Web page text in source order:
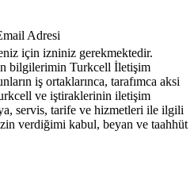
Adresi
için izniniz gerekmektedir.
bilgilerimin Turkcell İletişim
iş ortaklarınca, tarafımca aksi
ve iştiraklerinin iletişim
servis, tarife ve hizmetleri ile ilgili
verdiğimi kabul, beyan ve taahhüt